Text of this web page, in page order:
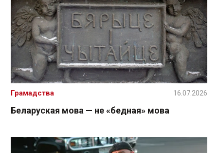
Беларуская мова — не «бедная» мова
Грамадства 16.07.2026